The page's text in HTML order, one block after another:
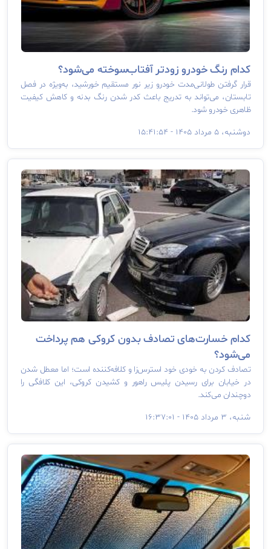
کدام رنگ خودرو زودتر آفتاب‌سوخته می‌شود؟
قرار گرفتن طولانی‌مدت خودرو زیر نور مستقیم خورشید، به‌ویژه در فصل
تابستان، می‌تواند به تدریج باعث کدر شدن رنگ بدنه و کاهش کیفیت
ظاهری خودرو شود.
دوشنبه، ۵ مرداد ۱۴۰۵ - ۱۵:۴۱:۵۴
کدام خسارت‌های تصادف بدون کروکی هم پرداخت
می‌شود؟
تصادف کردن به خودی خود استرس‌زا و کلافه‌کننده است؛ اما معطل شدن
در خیابان برای رسیدن پلیس راهور و کشیدن کروکی، این کلافگی را
دوچندان می‌کند.
شنبه، ۳ مرداد ۱۴۰۵ - ۱۶:۳۷:۰۱